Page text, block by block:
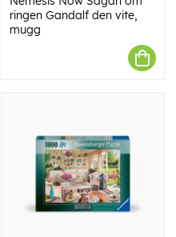
ringen Gandalf den vite,
mugg